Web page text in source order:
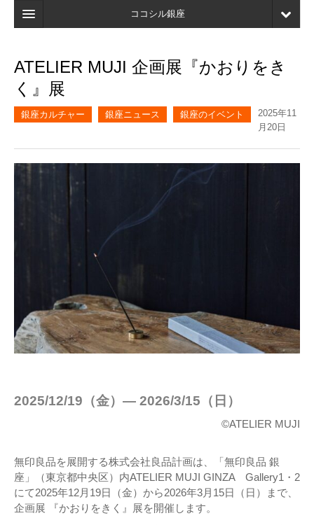
ココシル銀座
検索
店舗・施設最新情報
ブックマーク
ATELIER MUJI 企画展『かおりをき
く』展
銀座カルチャー 銀座ニュース 銀座のイベント
2025年11
月20日
2025/12/19（金）― 2026/3/15（日）
©ATELIER MUJI
無印良品を展開する株式会社良品計画は、「無印良品 銀
座」（東京都中央区）内ATELIER MUJI GINZA Gallery1・2
にて2025年12月19日（金）から2026年3月15日（日）まで、
企画展 『かおりをきく』展を開催します。